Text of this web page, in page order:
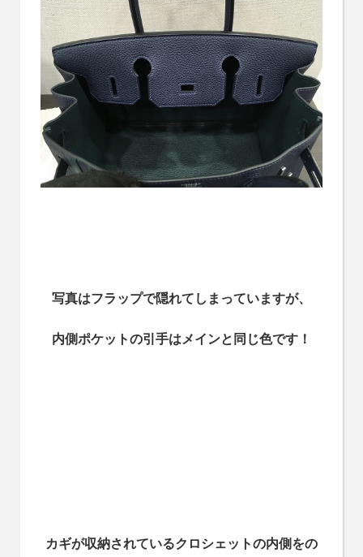
写真はフラップで隠れてしまっていますが、
内側ポケットの引手はメインと同じ色です！
カギが収納されているクロシェットの内側をの